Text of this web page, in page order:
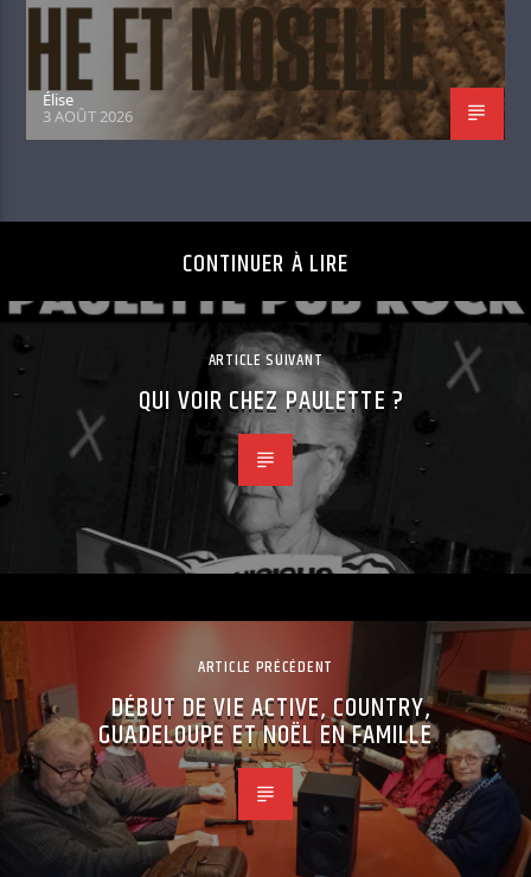
Élise
3 AOÛT 2026
CONTINUER À LIRE
ARTICLE SUIVANT
QUI VOIR CHEZ PAULETTE ?
ARTICLE PRÉCÉDENT
DÉBUT DE VIE ACTIVE, COUNTRY,
GUADELOUPE ET NOËL EN FAMILLE